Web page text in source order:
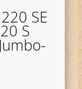
220 SE
S